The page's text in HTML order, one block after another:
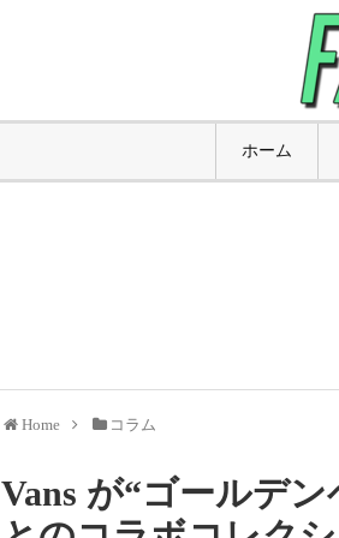
ホーム
Home コラム
Vans が“ゴールデ